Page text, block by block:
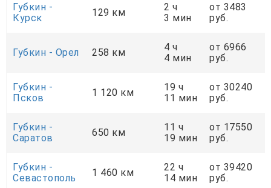
Губкин -
Курск
129 км
2 ч
3 мин
от 3483
руб.
Губкин - Орел 258 км
4 ч
4 мин
от 6966
руб.
Губкин -
Псков
1 120 км
19 ч
11 мин
от 30240
руб.
Губкин -
Саратов
650 км
11 ч
19 мин
от 17550
руб.
Губкин -
Севастополь
1 460 км
22 ч
14 мин
от 39420
руб.